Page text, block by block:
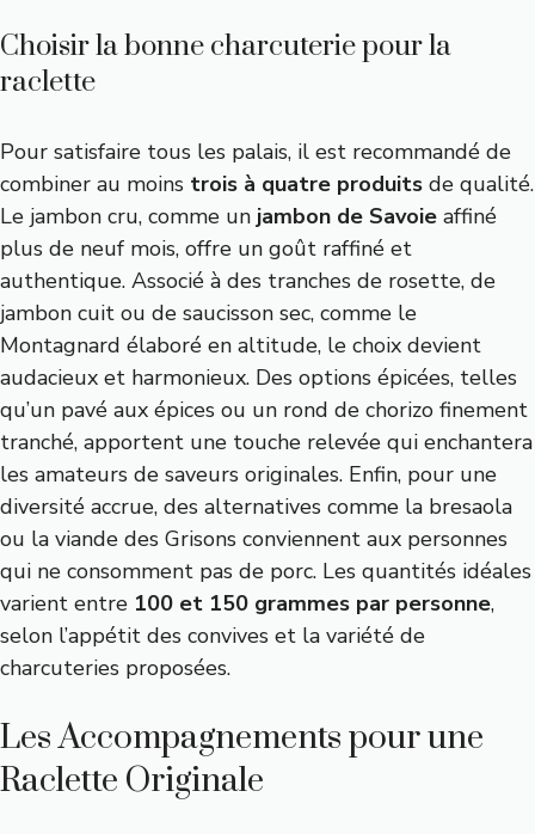
Choisir la bonne charcuterie pour la
raclette
Pour satisfaire tous les palais, il est recommandé de
combiner au moins trois à quatre produits de qualité.
Le jambon cru, comme un jambon de Savoie affiné
plus de neuf mois, offre un goût raffiné et
authentique. Associé à des tranches de rosette, de
jambon cuit ou de saucisson sec, comme le
Montagnard élaboré en altitude, le choix devient
audacieux et harmonieux. Des options épicées, telles
qu’un pavé aux épices ou un rond de chorizo finement
tranché, apportent une touche relevée qui enchantera
les amateurs de saveurs originales. Enfin, pour une
diversité accrue, des alternatives comme la bresaola
ou la viande des Grisons conviennent aux personnes
qui ne consomment pas de porc. Les quantités idéales
varient entre 100 et 150 grammes par personne,
selon l’appétit des convives et la variété de
charcuteries proposées.
Les Accompagnements pour une
Raclette Originale